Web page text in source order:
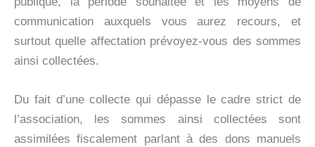
communication auxquels vous aurez recours, et
surtout quelle affectation prévoyez-vous des sommes
ainsi collectées.
Du fait d’une collecte qui dépasse le cadre strict de
l’association, les sommes ainsi collectées sont
assimilées fiscalement parlant à des dons manuels